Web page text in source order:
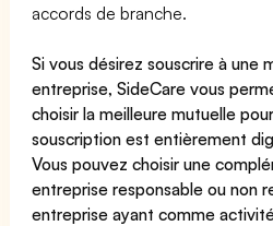
accords de branche.
Si vous désirez souscrire à une
entreprise, SideCare vous
choisir la meilleure mutuelle
souscription est entièrement
Vous pouvez choisir une
entrepriseresponsable ou non
entreprise ayant comme